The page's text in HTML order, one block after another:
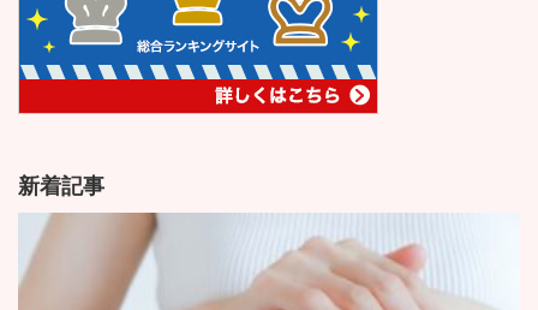
新着記事